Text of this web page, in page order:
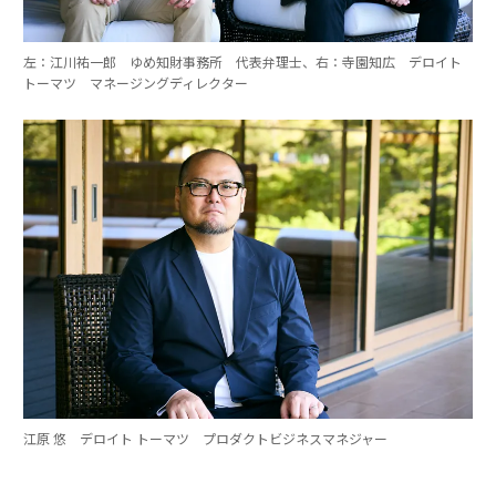
左：江川祐一郎 ゆめ知財事務所 代表弁理士、右：寺園知広 デロイト
トーマツ マネージングディレクター
江原 悠 デロイト トーマツ プロダクトビジネスマネジャー